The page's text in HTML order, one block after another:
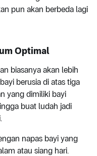
pun akan berbeda lagi
Optimal
biasanya akan lebih
berusia di atas tiga
yang dimiliki bayi
buat ludah jadi
napas bayi yang
atau siang hari.